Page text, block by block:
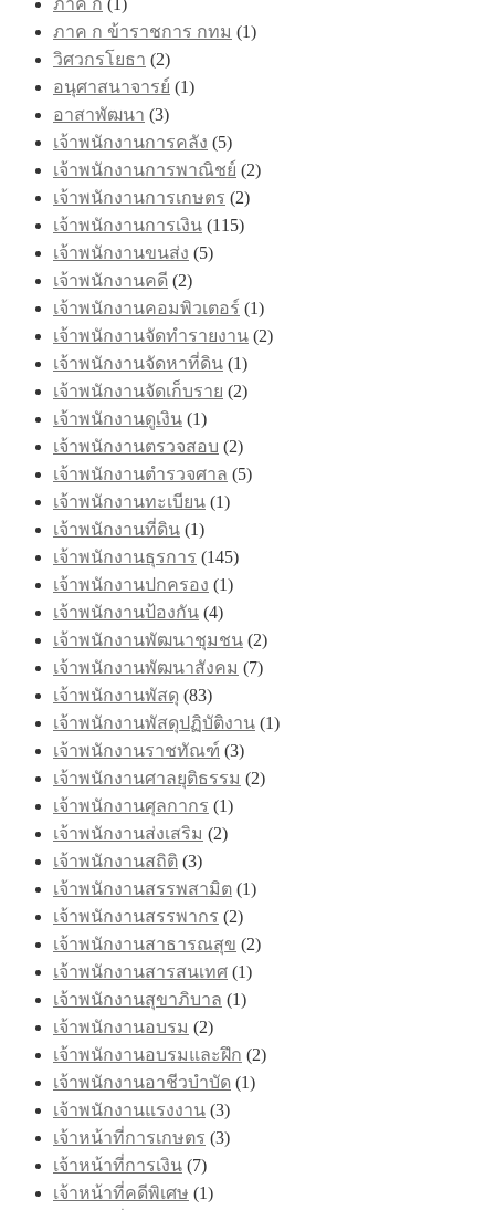
ภาค ก (1)
ภาค ก ข้าราชการ กทม (1)
วิศวกรโยธา (2)
อนุศาสนาจารย์ (1)
อาสาพัฒนา (3)
เจ้าพนักงานการคลัง (5)
เจ้าพนักงานการพาณิชย์ (2)
เจ้าพนักงานการเกษตร (2)
เจ้าพนักงานการเงิน (115)
เจ้าพนักงานขนส่ง (5)
เจ้าพนักงานคดี (2)
เจ้าพนักงานคอมพิวเตอร์ (1)
เจ้าพนักงานจัดทำรายงาน (2)
เจ้าพนักงานจัดหาที่ดิน (1)
เจ้าพนักงานจัดเก็บราย (2)
เจ้าพนักงานดูเงิน (1)
เจ้าพนักงานตรวจสอบ (2)
เจ้าพนักงานตำรวจศาล (5)
เจ้าพนักงานทะเบียน (1)
เจ้าพนักงานที่ดิน (1)
เจ้าพนักงานธุรการ (145)
เจ้าพนักงานปกครอง (1)
เจ้าพนักงานป้องกัน (4)
เจ้าพนักงานพัฒนาชุมชน (2)
เจ้าพนักงานพัฒนาสังคม (7)
เจ้าพนักงานพัสดุ (83)
เจ้าพนักงานพัสดุปฏิบัติงาน (1)
เจ้าพนักงานราชทัณฑ์ (3)
เจ้าพนักงานศาลยุติธรรม (2)
เจ้าพนักงานศุลกากร (1)
เจ้าพนักงานส่งเสริม (2)
เจ้าพนักงานสถิติ (3)
เจ้าพนักงานสรรพสามิต (1)
เจ้าพนักงานสรรพากร (2)
เจ้าพนักงานสาธารณสุข (2)
เจ้าพนักงานสารสนเทศ (1)
เจ้าพนักงานสุขาภิบาล (1)
เจ้าพนักงานอบรม (2)
เจ้าพนักงานอบรมและฝึก (2)
เจ้าพนักงานอาชีวบำบัด (1)
เจ้าพนักงานแรงงาน (3)
เจ้าหน้าที่การเกษตร (3)
เจ้าหน้าที่การเงิน (7)
เจ้าหน้าที่คดีพิเศษ (1)